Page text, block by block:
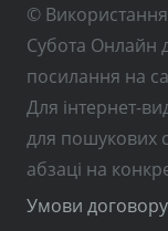
© Використання
Субота Онлайн
посилання на
Для інтернет-
для пошукових
абзаці на
Умови